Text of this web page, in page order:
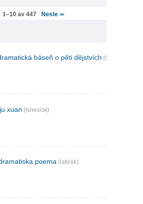
1–10 av 447 Neste >>
báseň o pěti dějstvích (tsjekkisk)
xuan (kinesisk)
poema (latvisk)